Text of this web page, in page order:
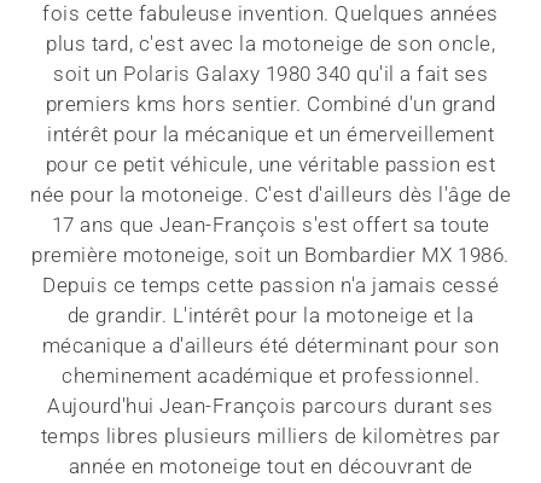
fois cette fabuleuse invention. Quelques années
plus tard, c'est avec la motoneige de son oncle,
soit un Polaris Galaxy 1980 340 qu'il a fait ses
premiers kms hors sentier. Combiné d'un grand
intérêt pour la mécanique et un émerveillement
pour ce petit véhicule, une véritable passion est
née pour la motoneige. C'est d'ailleurs dès l'âge de
17 ans que Jean-François s'est offert sa toute
première motoneige, soit un Bombardier MX 1986.
Depuis ce temps cette passion n'a jamais cessé
de grandir. L'intérêt pour la motoneige et la
mécanique a d'ailleurs été déterminant pour son
cheminement académique et professionnel.
Aujourd'hui Jean-François parcours durant ses
temps libres plusieurs milliers de kilomètres par
année en motoneige tout en découvrant de